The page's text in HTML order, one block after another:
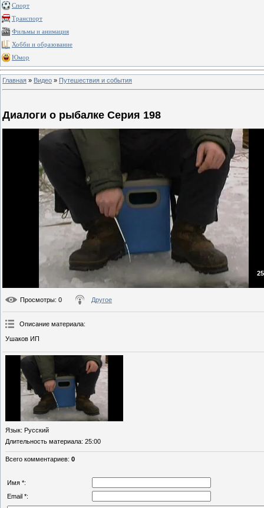
Спорт
Транспорт
Фильмы и анимация
Хобби и образование
Юмор
Главная » Видео » Путешествия и события
Диалоги о рыбалке Серия 198
Просмотры: 0 Другое
Описание материала:
Ушаков ИП
Язык: Русский
Длительность материала: 25:00
Всего комментариев: 0
Имя *:
Email *: